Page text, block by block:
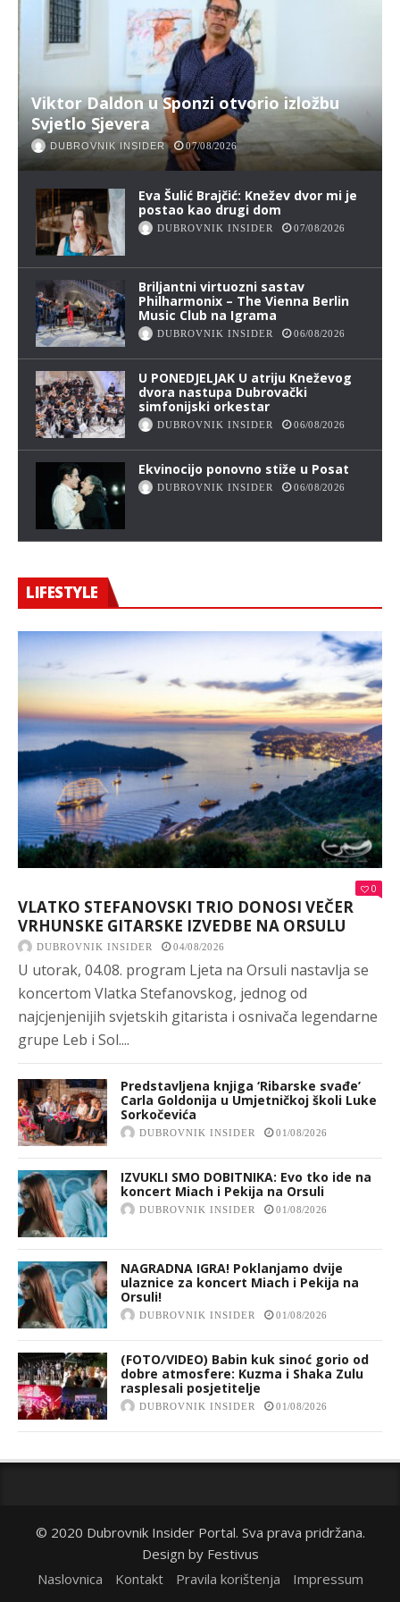
Viktor Daldon u Sponzi otvorio izložbu
Svjetlo Sjevera
DUBROVNIK INSIDER 07/08/2026
Eva Šulić Brajčić: Knežev dvor mi je
postao kao drugi dom
DUBROVNIK INSIDER 07/08/2026
Briljantni virtuozni sastav
Philharmonix – The Vienna Berlin
Music Club na Igrama
DUBROVNIK INSIDER 06/08/2026
U PONEDJELJAK U atriju Kneževog
dvora nastupa Dubrovački
simfonijski orkestar
DUBROVNIK INSIDER 06/08/2026
Ekvinocijo ponovno stiže u Posat
DUBROVNIK INSIDER 06/08/2026
LIFESTYLE
0
VLATKO STEFANOVSKI TRIO DONOSI VEČER
VRHUNSKE GITARSKE IZVEDBE NA ORSULU
DUBROVNIK INSIDER 04/08/2026
U utorak, 04.08. program Ljeta na Orsuli nastavlja se
koncertom Vlatka Stefanovskog, jednog od
najcjenjenijih svjetskih gitarista i osnivača legendarne
grupe Leb i Sol....
Predstavljena knjiga ‘Ribarske svađe’
Carla Goldonija u Umjetničkoj školi Luke
Sorkočevića
DUBROVNIK INSIDER 01/08/2026
IZVUKLI SMO DOBITNIKA: Evo tko ide na
koncert Miach i Pekija na Orsuli
DUBROVNIK INSIDER 01/08/2026
NAGRADNA IGRA! Poklanjamo dvije
ulaznice za koncert Miach i Pekija na
Orsuli!
DUBROVNIK INSIDER 01/08/2026
(FOTO/VIDEO) Babin kuk sinoć gorio od
dobre atmosfere: Kuzma i Shaka Zulu
rasplesali posjetitelje
DUBROVNIK INSIDER 01/08/2026
© 2020 Dubrovnik Insider Portal. Sva prava pridržana.
Design by Festivus
Naslovnica
Kontakt Pravila korištenja Impressum